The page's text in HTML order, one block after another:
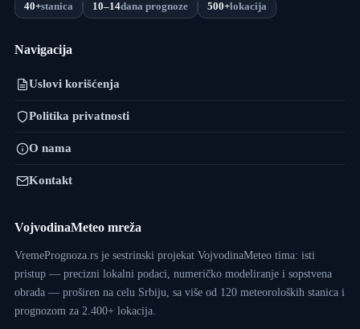
40+stanica 10–14dana prognoze 500+lokacija
Navigacija
Uslovi korišćenja
Politika privatnosti
O nama
Kontakt
VojvodinaMeteo mreža
VremePrognoza.rs je sestrinski projekat VojvodinaMeteo tima: isti
pristup — precizni lokalni podaci, numeričko modeliranje i sopstvena
obrada — proširen na celu Srbiju, sa više od 120 meteoroloških stanica i
prognozom za 2.400+ lokacija.